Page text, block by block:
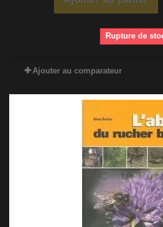
Rupture de
Ajouter au comparateur